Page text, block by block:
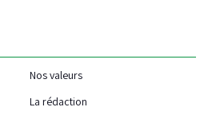
Nos valeurs
La rédaction